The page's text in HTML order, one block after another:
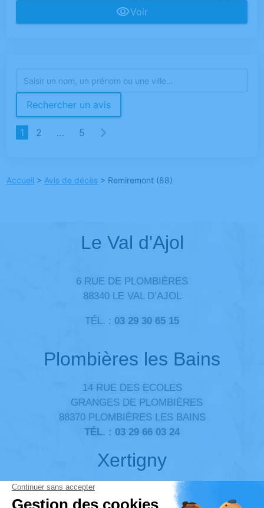
Voir
Rechercher un avis
1 2 … 5
Accueil > Avis de décès > Remiremont (88)
Le Val d'Ajol
6 RUE DE PLOMBIÈRES
88340 LE VAL D’AJOL
TÉL. : 03 29 30 65 15
Plombières les Bains
14 RUE DES ECOLES
GRANGES DE PLOMBIÈRES
88370 PLOMBIÈRES LES BAINS
TÉL. : 03 29 66 03 24
Xertigny
12 RUE CDT SAINT-SERNIN